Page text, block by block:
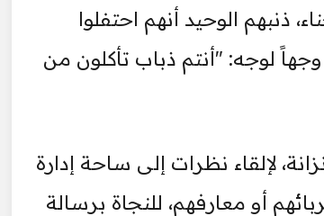
ذنبهم الوحيد أنهم احتفلوا
لوجه: "أنتم ذباب تأكلون من
لإلقاء نظرات إلى ساحة إدارة
أو معارفهم، للنجاة برسالة